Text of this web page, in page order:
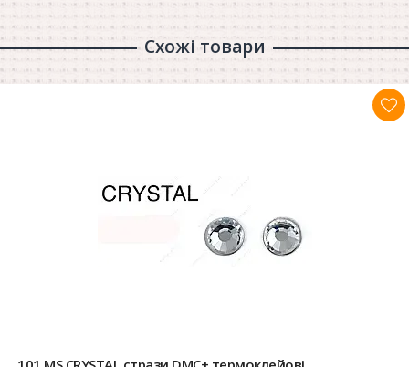
Схожі товари